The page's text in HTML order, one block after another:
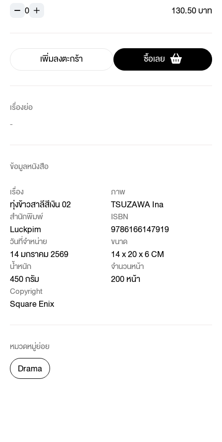
0
130.50 บาท
เพิ่มลงตะกร้า ซื้อเลย
เรื่องย่อ
-
ข้อมูลหนังสือ
เรื่อง
ทุ่งข้าวสาลีสีเงิน 02
ภาพ
TSUZAWA Ina
สำนักพิมพ์
Luckpim
ISBN
9786166147919
วันที่จำหน่าย
14 มกราคม 2569
ขนาด
14 x 20 x 6 CM
น้ำหนัก
450 กรัม
จำนวนหน้า
200 หน้า
Copyright
Square Enix
หมวดหมู่ย่อย
Drama